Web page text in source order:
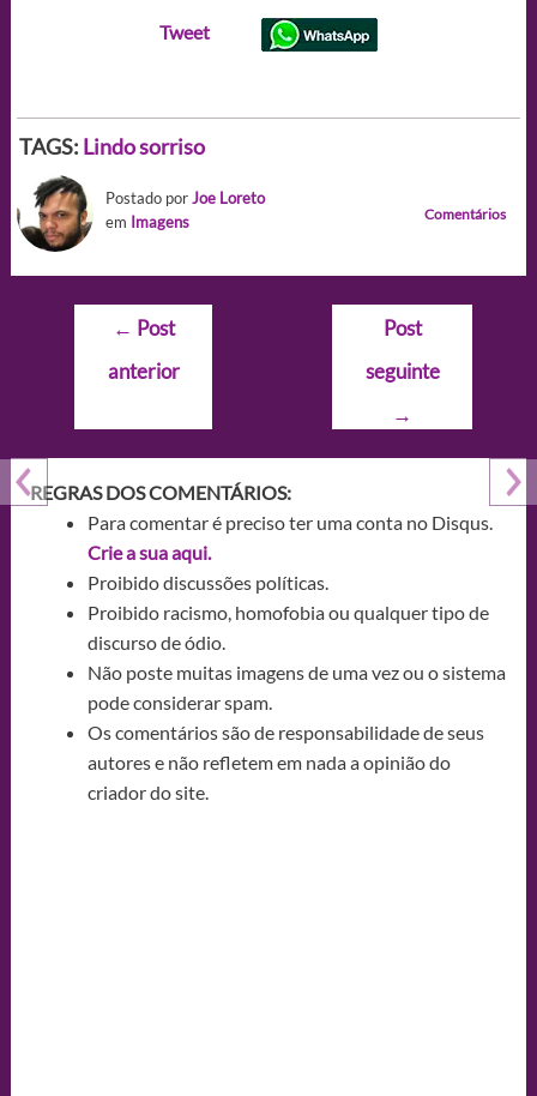
Tweet
TAGS: Lindo sorriso
Postado porJoe Loreto
em Imagens Comentários
Navegação
Post
← Post
anterior
Post
seguinte
→
REGRAS DOS COMENTÁRIOS:
Para comentar é preciso ter uma conta no Disqus.
Crie a sua aqui.
Proibido discussões políticas.
Proibido racismo, homofobia ou qualquer tipo de
discurso de ódio.
Não poste muitas imagens de uma vez ou o sistema
pode considerar spam.
Os comentários são de responsabilidade de seus
autores e não refletem em nada a opinião do
criador do site.